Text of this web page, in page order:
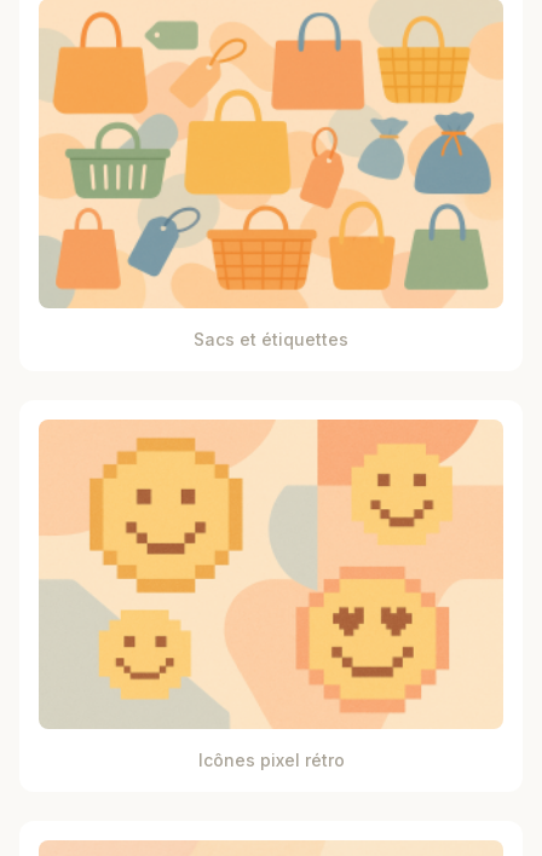
Sacs et étiquettes
Icônes pixel rétro